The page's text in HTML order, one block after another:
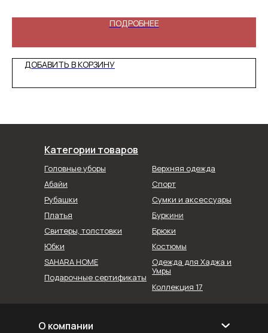
ПОДРОБНЕЕ
ДОБАВИТЬ В КОРЗИНУ
Категории товаров
Головные уборы
Абайи
Рубашки
Коллекция 17
Спорт
Верхняя одежда
Сумки и аксессуары
Юбки
Брюки
SAHARA HOME
Платья
Свитеры, толстовки
Буркини
Костюмы
Подарочные сертификаты
Одежда для Хаджа и
Умры
О компании